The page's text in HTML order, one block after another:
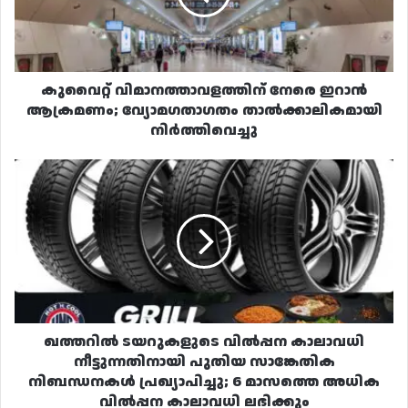
വ്യോമഗതാഗതം
താൽക്കാലികമായി
നിർത്തിവെച്ചു
കുവൈറ്റ് വിമാനത്താവളത്തിന് നേരെ ഇറാൻ
ആക്രമണം; വ്യോമഗതാഗതം താൽക്കാലികമായി
നിർത്തിവെച്ചു
ഖത്തറിൽ
ടയറുകളുടെ
വിൽപ്പന
കാലാവധി
നീട്ടുന്നതിനായി
പുതിയ
സാങ്കേതിക
നിബന്ധനകൾ
പ്രഖ്യാപിച്ചു;
അധിക
ഖത്തറിൽ ടയറുകളുടെ വിൽപ്പന കാലാവധി
നീട്ടുന്നതിനായി പുതിയ സാങ്കേതിക
നിബന്ധനകൾ പ്രഖ്യാപിച്ചു; 6 മാസത്തെ അധിക
വിൽപ്പന കാലാവധി ലഭിക്കും